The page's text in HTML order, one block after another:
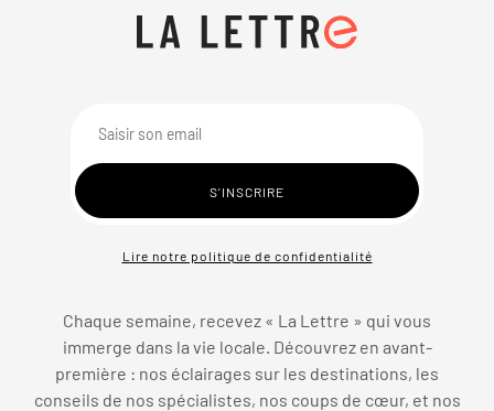
Lire notre politique de confidentialité
Chaque semaine, recevez « La Lettre » qui vous
immerge dans la vie locale. Découvrez en avant-
première : nos éclairages sur les destinations, les
conseils de nos spécialistes, nos coups de cœur, et nos